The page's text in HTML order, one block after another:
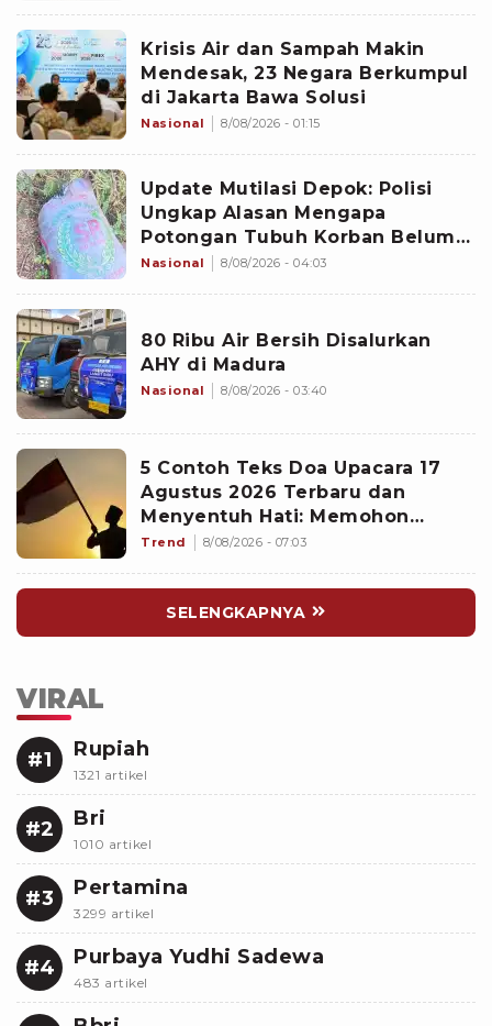
Krisis Air dan Sampah Makin
Mendesak, 23 Negara Berkumpul
di Jakarta Bawa Solusi
Nasional 8/08/2026 - 01:15
Update Mutilasi Depok: Polisi
Ungkap Alasan Mengapa
Potongan Tubuh Korban Belum
Juga Ditemukan
Nasional 8/08/2026 - 04:03
80 Ribu Air Bersih Disalurkan
AHY di Madura
Nasional 8/08/2026 - 03:40
5 Contoh Teks Doa Upacara 17
Agustus 2026 Terbaru dan
Menyentuh Hati: Memohon
Keberkahan serta Keutuhan
Trend 8/08/2026 - 07:03
SELENGKAPNYA
VIRAL
#1 Rupiah
1321 artikel
#2 Bri
1010 artikel
#3 Pertamina
3299 artikel
#4 Purbaya Yudhi Sadewa
483 artikel